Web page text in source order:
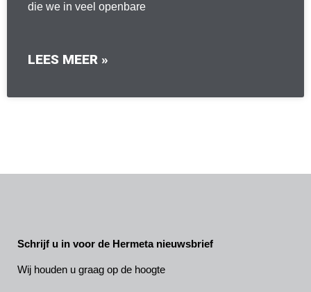
die we in veel openbare
LEES MEER »
Schrijf u in voor de Hermeta nieuwsbrief
Wij houden u graag op de hoogte